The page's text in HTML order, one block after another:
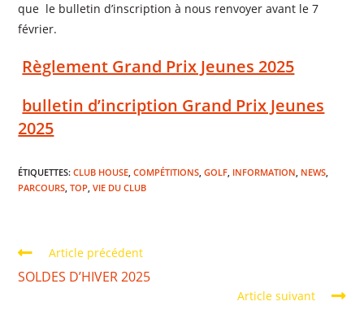
que le bulletin d’inscription à nous renvoyer avant le 7
février.
Règlement Grand Prix Jeunes 2025
bulletin d’incription Grand Prix Jeunes
2025
ÉTIQUETTES:CLUB HOUSE, COMPÉTITIONS, GOLF, INFORMATION, NEWS,
PARCOURS, TOP, VIE DU CLUB
Article précédent
SOLDES D’HIVER 2025
Article suivant